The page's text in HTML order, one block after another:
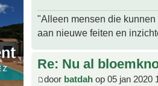
"Alleen mensen die
aan nieuwe feiten en
Re: Nu al
door batdah op 05 jan 2020